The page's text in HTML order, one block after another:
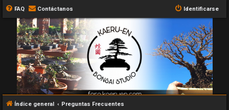
FAQ Contáctanos Identificarse
Índice general Preguntas Frecuentes